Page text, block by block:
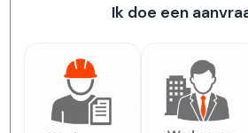
Ik doe een